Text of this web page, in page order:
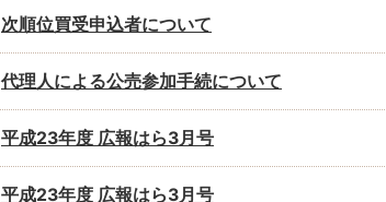
次順位買受申込者について
代理人による公売参加手続について
平成23年度 広報はら3月号
平成23年度 広報はら3月号